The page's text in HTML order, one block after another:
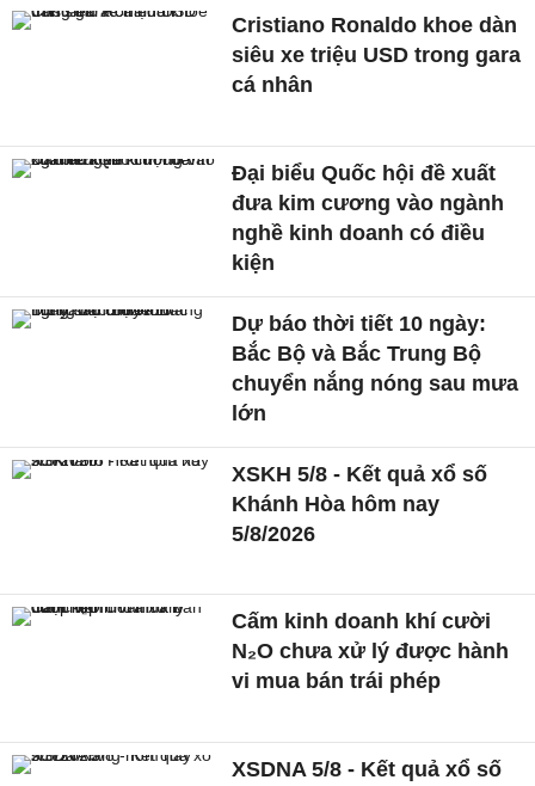
Cristiano Ronaldo khoe dàn
siêu xe triệu USD trong gara
cá nhân
Đại biểu Quốc hội đề xuất
đưa kim cương vào ngành
nghề kinh doanh có điều
kiện
Dự báo thời tiết 10 ngày:
Bắc Bộ và Bắc Trung Bộ
chuyển nắng nóng sau mưa
lớn
XSKH 5/8 - Kết quả xổ số
Khánh Hòa hôm nay
5/8/2026
Cấm kinh doanh khí cười
N₂O chưa xử lý được hành
vi mua bán trái phép
XSDNA 5/8 - Kết quả xổ số